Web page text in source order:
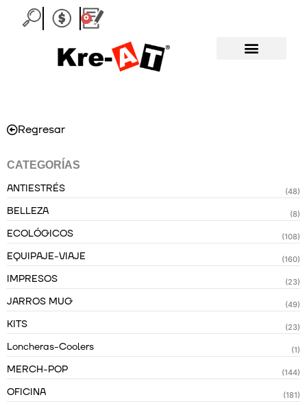
0
Carrito
Regresar
CATEGORÍAS
ANTIESTRÉS (48)
BELLEZA (8)
ECOLÓGICOS (108)
EQUIPAJE-VIAJE (160)
IMPRESOS (23)
JARROS MUG (49)
KITS (23)
Loncheras-Coolers (1)
MERCH-POP (144)
OFICINA (181)